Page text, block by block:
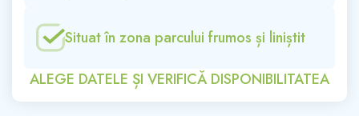
Situat în zona parcului frumos și liniștit
ALEGE DATELE ȘI VERIFICĂ DISPONIBILITATEA